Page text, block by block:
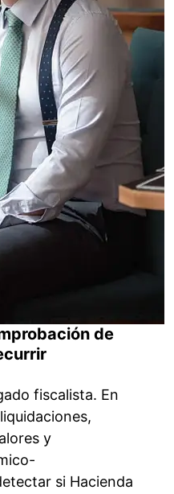
de
fiscalista. En
y
si Hacienda